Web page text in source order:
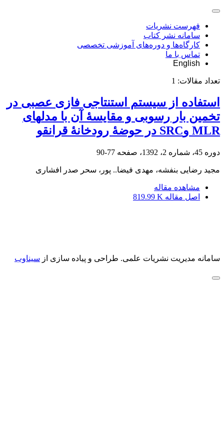
فهرست نشریات
سامانه نشر کتاب
کارگاه‌ها و دوره‌های آموزشی تخصصی
تماس با ما
English
تعداد مقالات: 1
استفاده از سیستم استنتاجی فازی عصبی در
تخمین بار رسوبی و مقایسۀ آن با مدل‎های
MLR وSRC در حوضۀ رودخانۀ قرانقو
دوره 45، شماره 2، 1392، صفحه 77-90
مجید رضایی بنفشه، مهدی فیض‎ا.. پور، سحر صدر افشاری
مشاهده مقاله
اصل مقاله 819.99 K
سامانه مدیریت نشریات علمی. طراحی و پیاده سازی از سیناوب